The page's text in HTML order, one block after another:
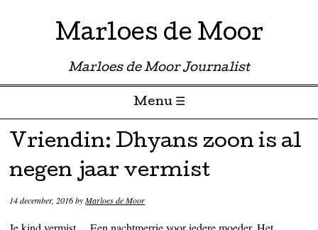
Marloes de Moor
Marloes de Moor Journalist
Menu ☰
Skip to content
Vriendin: Dhyans zoon is al
negen jaar vermist
14 december, 2016byMarloes de Moor